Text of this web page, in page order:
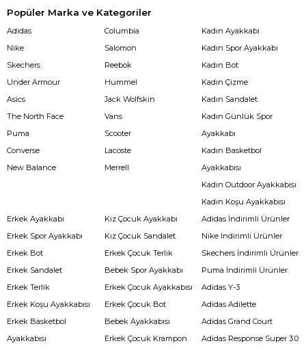
Popüler Marka ve Kategoriler
Adidas
Nike
Skechers
Under Armour
Asics
The North Face
Puma
Converse
New Balance
Columbia
Salomon
Reebok
Hummel
Jack Wolfskin
Vans
Scooter
Lacoste
Merrell
Kadın Ayakkabı
Kadın Spor Ayakkabı
Kadın Bot
Kadın Çizme
Kadın Sandalet
Kadın Günlük Spor
Ayakkabı
Kadın Basketbol
Ayakkabısı
Kadın Outdoor Ayakkabısı
Kadın Koşu Ayakkabısı
Erkek Ayakkabı
Erkek Spor Ayakkabı
Erkek Bot
Erkek Sandalet
Erkek Terlik
Erkek Koşu Ayakkabısı
Erkek Basketbol
Ayakkabısı
Kız Çocuk Ayakkabı
Kız Çocuk Sandalet
Erkek Çocuk Terlik
Bebek Spor Ayakkabı
Erkek Çocuk Ayakkabısı
Erkek Çocuk Bot
Bebek Ayakkabısı
Erkek Çocuk Krampon
Adidas İndirimli Ürünler
Nike İndirimli Ürünler
Skechers İndirimli Ürünler
Puma İndirimli Ürünler
Adidas Y-3
Adidas Adilette
Adidas Grand Court
Adidas Response Super 3.0